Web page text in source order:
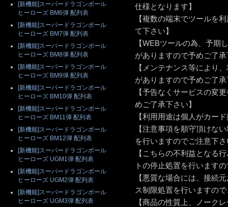
仕様となります】
【複数の端末でツールを
て下さい】
【WEBツールの為、予期
がありますので予めご了
【メンテナンス等により
がありますので予めご了
【予告なくサービスの変
めご了承下さい】
【利用用途は個人がカー
【注意事項を順守頂けな
を行いますのでご注意下
【こちらの不利益となる
トの停止処置を行います
【悪質な場合には、接続
ス制限処置を行いますの
【商品の性質上、ノーク
[新機能]スーパードラゴンボール
ヒーローズ BM6弾 配列表
[新機能]スーパードラゴンボール
ヒーローズ BM7弾 配列表
[新機能]スーパードラゴンボール
ヒーローズ BM8弾 配列表
[新機能]スーパードラゴンボール
ヒーローズ BM9弾 配列表
[新機能]スーパードラゴンボール
ヒーローズ BM10弾 配列表
[新機能]スーパードラゴンボール
ヒーローズ BM11弾 配列表
[新機能]スーパードラゴンボール
ヒーローズ BM12弾 配列表
[新機能]スーパードラゴンボール
ヒーローズ UGM1弾 配列表
[新機能]スーパードラゴンボール
ヒーローズ UGM2弾 配列表
[新機能]スーパードラゴンボール
ヒーローズ UGM3弾 配列表